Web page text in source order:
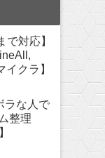
で対応】
クラ】
ラな人で
整理